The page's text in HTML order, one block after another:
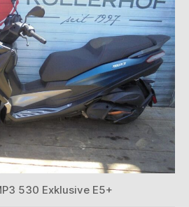
530 Exklusive E5+